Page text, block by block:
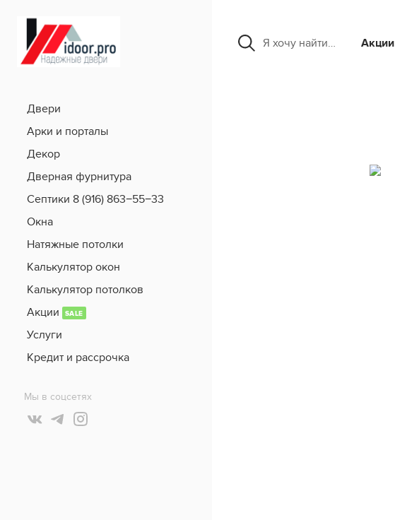
Я хочу найти… Акции
Двери
Арки и порталы
Декор
Дверная фурнитура
Септики 8 (916) 863−55−33
Окна
Натяжные потолки
Калькулятор окон
Калькулятор потолков
Акции
SALE
Услуги
Кредит и рассрочка
Мы в соцсетях